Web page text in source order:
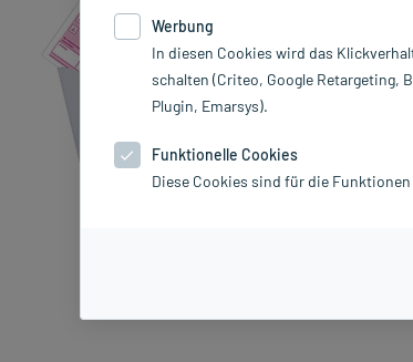
Werbung
In diesen Cookies wird das
schalten (Criteo, Google Retargeting,
Plugin, Emarsys).
Funktionelle Cookies
Diese Cookies sind für die